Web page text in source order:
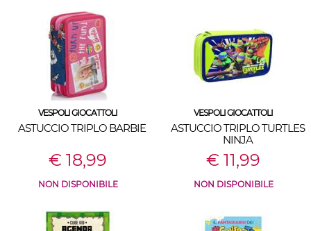
VESPOLI GIOCATTOLI
ASTUCCIO TRIPLO BARBIE
€ 18,99
NON DISPONIBILE
VESPOLI GIOCATTOLI
ASTUCCIO TRIPLO TURTLES
NINJA
€ 11,99
NON DISPONIBILE